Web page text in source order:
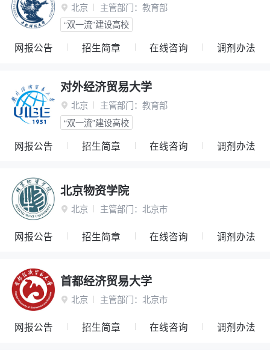
 北京 主管部门： 教育部
“双一流”建设高校
网报公告 招生简章 在线咨询 调剂办法
对外经济贸易大学
 北京 主管部门： 教育部
“双一流”建设高校
网报公告 招生简章 在线咨询 调剂办法
北京物资学院
 北京 主管部门： 北京市
网报公告 招生简章 在线咨询 调剂办法
首都经济贸易大学
 北京 主管部门： 北京市
网报公告 招生简章 在线咨询 调剂办法